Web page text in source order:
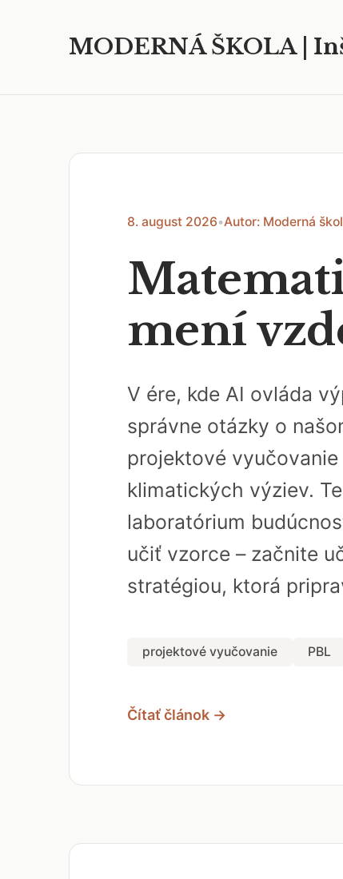
MODERNÁ ŠKOLA |
8. august 2026•Autor: Moderná
mení
V ére, kde AI ovláda
správne otázky o
projektové
klimatických výziev.
laboratórium
učiť vzorce – začnite
stratégiou, ktorá
projektové vyučovanie PBL
Čítať článok →